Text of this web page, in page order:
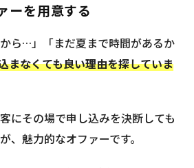
ーを用意する
ら…」「まだ夏まで時間があるか
まなくても良い理由を探していま
にその場で申し込みを決断しても
、魅力的なオファーです。